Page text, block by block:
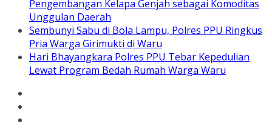
Pengembangan Kelapa Genjah sebagai Komoditas
Unggulan Daerah
Sembunyi Sabu di Bola Lampu, Polres PPU Ringkus
Pria Warga Girimukti di Waru
Hari Bhayangkara Polres PPU Tebar Kepedulian
Lewat Program Bedah Rumah Warga Waru